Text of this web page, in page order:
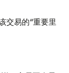
交易的“重要里